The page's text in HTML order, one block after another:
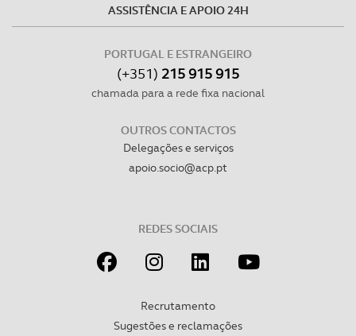
ASSISTÊNCIA E APOIO 24H
PORTUGAL E ESTRANGEIRO
(+351) 215 915 915
chamada para a rede fixa nacional
OUTROS CONTACTOS
Delegações e serviços
apoio.socio@acp.pt
REDES SOCIAIS
Recrutamento
Sugestões e reclamações